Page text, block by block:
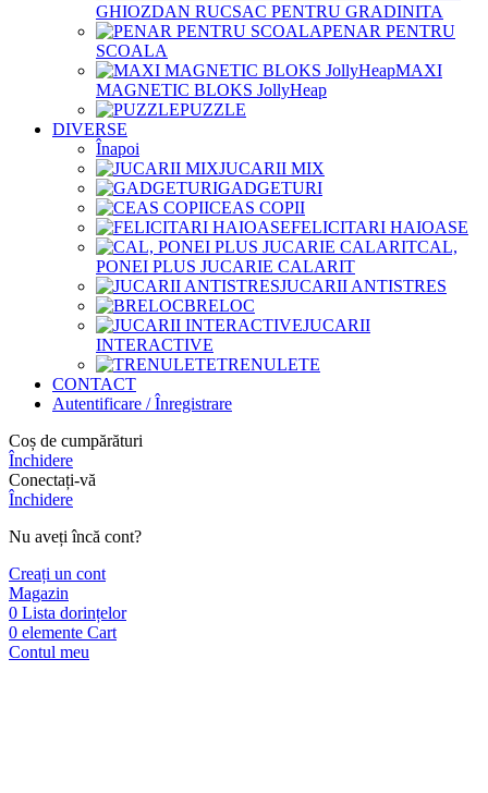
GHIOZDAN RUCSAC PENTRU GRADINITA
PENAR PENTRU
SCOALA
MAXI
MAGNETIC BLOKS JollyHeap
PUZZLE
DIVERSE
Înapoi
JUCARII MIX
GADGETURI
CEAS COPII
FELICITARI HAIOASE
CAL,
PONEI PLUS JUCARIE CALARIT
JUCARII ANTISTRES
BRELOC
JUCARII
INTERACTIVE
TRENULETE
CONTACT
Autentificare / Înregistrare
Coș de cumpărături
Închidere
Conectați-vă
Închidere
Nu aveți încă cont?
Creați un cont
Magazin
0 Lista dorințelor
0 elemente Cart
Contul meu